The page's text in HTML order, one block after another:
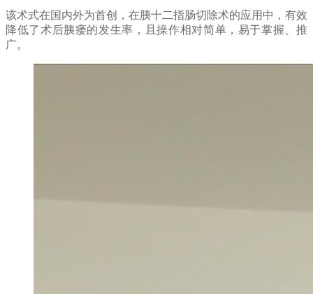
该术式在国内外为首创，在胰十二指肠切除术的应用中，有效
降低了术后胰瘘的发生率，且操作相对简单，易于掌握、推
广。